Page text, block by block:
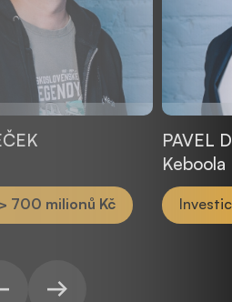
> 700 milionů Kč
PAVEL
Keboola